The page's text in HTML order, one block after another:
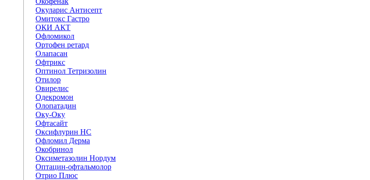
Окуларис Антисепт
Омитокс Гастро
ОКИ АКТ
Офломикол
Ортофен ретард
Олапасан
Офтрикс
Оптинол Тетризолин
Отилор
Овирелис
Одекромон
Олопатадин
Оку-Оку
Офтасайт
Оксифлурин НС
Офломил Дерма
Окобринол
Оксиметазолин Нордум
Оптацин-офтальмолор
Отрио Плюс